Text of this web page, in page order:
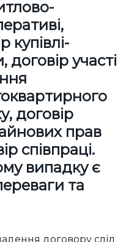
купівлі-
участі
договір
прав
співпраці.
випадку є
та
договору слід